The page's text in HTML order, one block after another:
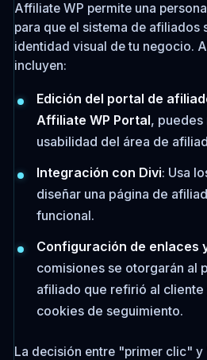
Affiliate WP permite una
para que el sistema de afiliados
identidad visual de tu negocio.
incluyen:
Edición del portal de
Affiliate WP Portal, puedes
usabilidad del área de
Integración con Divi: Usa
diseñar una página de
funcional.
Configuración de enlaces
comisiones se otorgarán al
afiliado que refirió al cliente
cookies de seguimiento.
La decisión entre "primer clic"